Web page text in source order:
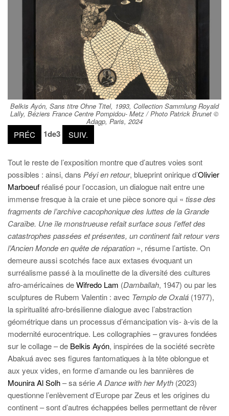
Belkis Ayón, Sans titre Ohne Titel, 1993, Collection Sammlung Royald
Lally, Béziers France Centre Pompidou- Metz / Photo Patrick Brunet ©
Adagp, Paris, 2024
PRÉC 1de3 SUIV.
Tout le reste de l’exposition montre que d’autres voies sont
possibles : ainsi, dans Péyi en retour, blueprint onirique d’Olivier
Marboeuf réalisé pour l’occasion, un dialogue nait entre une
immense fresque à la craie et une pièce sonore qui « tisse des
fragments del’archive cacophonique des luttes de la Grande
Caraïbe. Une île monstrueuse refait surface sous l’effet des
catastrophes passées et présentes, un continent fait retour vers
l’Ancien Monde en quête de réparation », résume l’artiste. On
demeure aussi scotchés face aux extases évoquant un
surréalisme passé à la moulinette de la diversité des cultures
afro-américaines deWifredo Lam (Damballah, 1947) ou par les
sculptures de Rubem Valentin : avec Templo de Oxalá (1977),
la spiritualité afro-brésilienne dialogue avec l’abstraction
géométrique dans un processus d’émancipation vis- à-vis de la
modernité eurocentrique. Les collographies – gravures fondées
sur le collage – de Belkis Ayón, inspirées de la société secrète
Abakuá avec ses figures fantomatiques à la tête oblongue et
aux yeux vides, en forme d’amande ou les bannières de
Mounira Al Solh– sa sérieA Dance with her Myth (2023)
questionne l’enlèvement d’Europe par Zeus et les origines du
continent – sont d’autres échappées belles permettant de rêver